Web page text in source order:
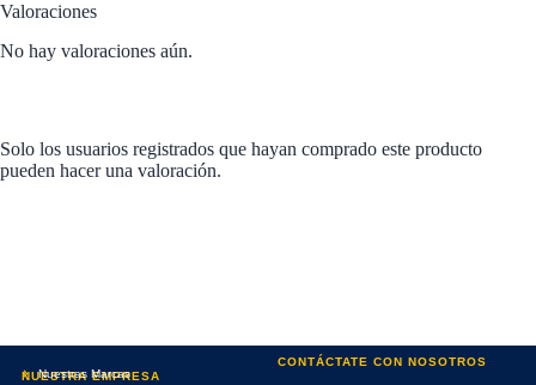
Valoraciones
No hay valoraciones aún.
Solo los usuarios registrados que hayan comprado este producto
pueden hacer una valoración.
NUESTRA EMPRESA
Nuestras Marcas
CONTÁCTATE CON NOSOTROS